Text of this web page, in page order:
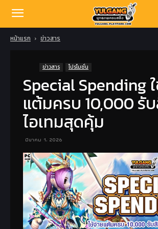
หน้าแรก ข่าวสาร
ข่าวสาร โปรโมชั่น
Special Spending
แต้มครบ 10,000 รั
ไอเทมสุดคุ้ม
มีนาคม 1, 2026